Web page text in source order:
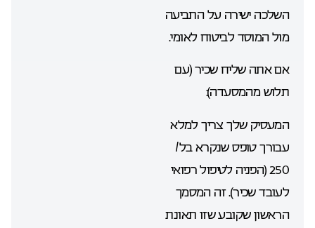
השלכה ישירה על התביעה
מול המוסד לביטוח לאומי.
אם אתה שליח שכיר (עם
תלוש מהמסעדה):
המעסיק שלך צריך למלא
עבורך טופס שנקרא בל/
250 (הפניה לטיפול רפואי
לעובד שכיר). זה המסמך
הראשון שקובע שזו תאונת